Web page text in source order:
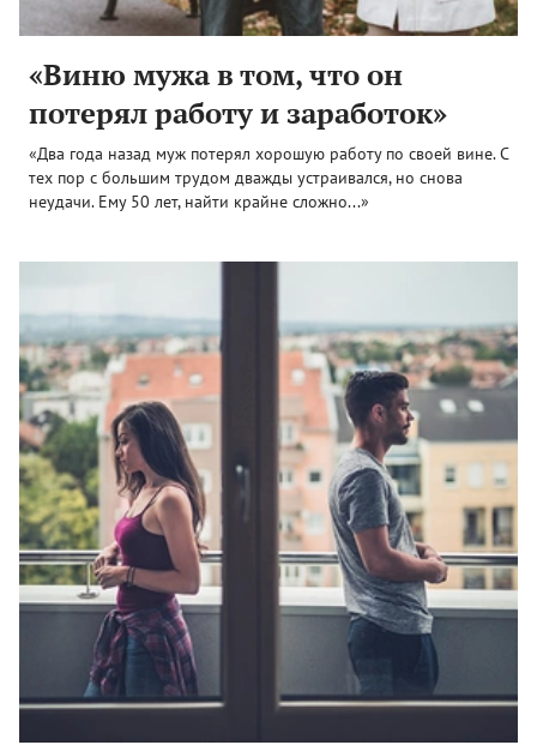
«Виню мужа в том, что он
потерял работу и заработок»
«Два года назад муж потерял хорошую работу по своей вине. С
тех пор с большим трудом дважды устраивался, но снова
неудачи. Ему 50 лет, найти крайне сложно...»